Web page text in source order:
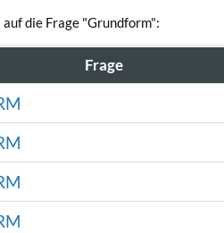
die Frage "Grundform":
Frage